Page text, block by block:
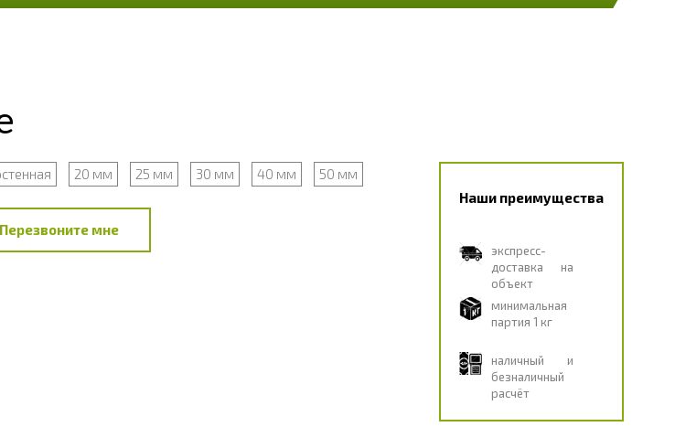
20 мм 25 мм 30 мм 40 мм 50 мм
Перезвоните мне
Наши преимущества
экспресс-
доставка на
объект
минимальная
партия 1 кг
наличный и
безналичный
расчёт